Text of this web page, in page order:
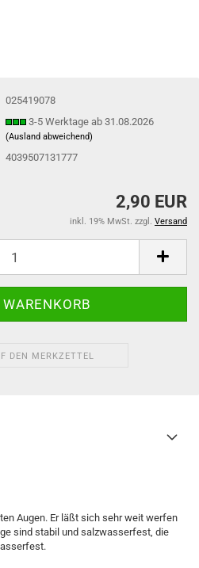
025419078
3-5 Werktage ab 31.08.2026
(Ausland abweichend)
4039507131777
2,90 EUR
inkl. 19% MwSt. zzgl. Versand
DEN MERKZETTEL
Augen. Er läßt sich sehr weit werfen
sind stabil und salzwasserfest, die